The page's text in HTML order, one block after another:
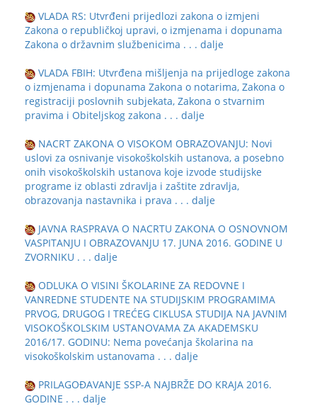
VLADA RS: Utvrđeni prijedlozi zakona o izmjeni
Zakona o republičkoj upravi, o izmjenama i dopunama
Zakona o državnim službenicima . . . dalje
VLADA FBIH: Utvrđena mišljenja na prijedloge zakona
o izmjenama i dopunama Zakona o notarima, Zakona o
registraciji poslovnih subjekata, Zakona o stvarnim
pravima i Obiteljskog zakona . . . dalje
NACRT ZAKONA O VISOKOM OBRAZOVANJU: Novi
uslovi za osnivanje visokoškolskih ustanova, a posebno
onih visokoškolskih ustanova koje izvode studijske
programe iz oblasti zdravlja i zaštite zdravlja,
obrazovanja nastavnika i prava . . . dalje
JAVNA RASPRAVA O NACRTU ZAKONA O OSNOVNOM
VASPITANJU I OBRAZOVANJU 17. JUNA 2016. GODINE U
ZVORNIKU . . . dalje
ODLUKA O VISINI ŠKOLARINE ZA REDOVNE I
VANREDNE STUDENTE NA STUDIJSKIM PROGRAMIMA
PRVOG, DRUGOG I TREĆEG CIKLUSA STUDIJA NA JAVNIM
VISOKOŠKOLSKIM USTANOVAMA ZA AKADEMSKU
2016/17. GODINU: Nema povećanja školarina na
visokoškolskim ustanovama . . . dalje
PRILAGOĐAVANJE SSP-A NAJBRŽE DO KRAJA 2016.
GODINE . . . dalje